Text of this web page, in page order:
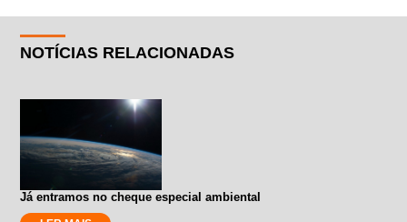
NOTÍCIAS RELACIONADAS
Já entramos no cheque especial ambiental